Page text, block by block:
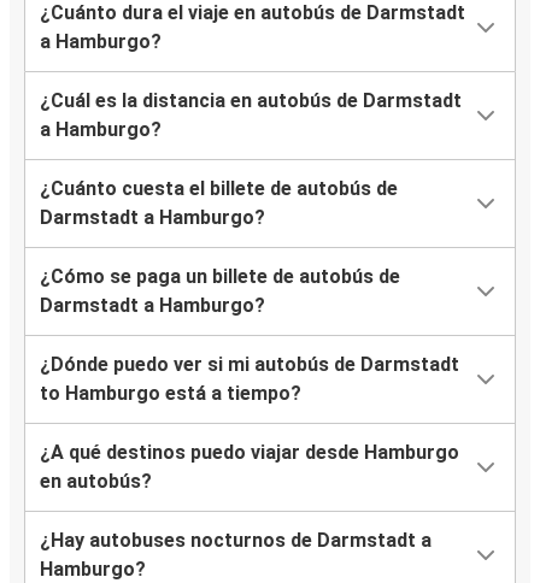
¿Cuánto dura el viaje en autobús de Darmstadt
a Hamburgo?
¿Cuál es la distancia en autobús de Darmstadt
a Hamburgo?
¿Cuánto cuesta el billete de autobús de
Darmstadt a Hamburgo?
¿Cómo se paga un billete de autobús de
Darmstadt a Hamburgo?
¿Dónde puedo ver si mi autobús de Darmstadt
to Hamburgo está a tiempo?
¿A qué destinos puedo viajar desde Hamburgo
en autobús?
¿Hay autobuses nocturnos de Darmstadt a
Hamburgo?